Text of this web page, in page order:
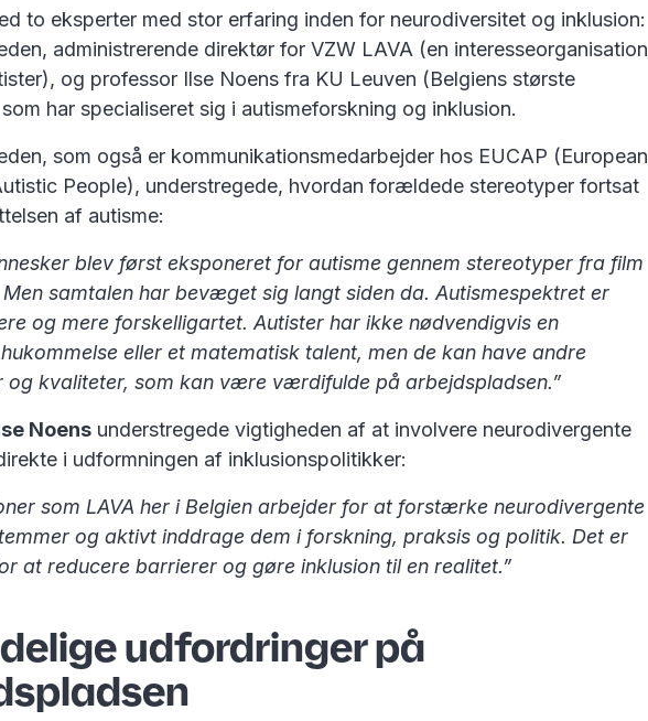
to eksperter med stor erfaring inden for neurodiversitet og inklusion:
administrerende direktør for VZW LAVA (en interesseorganisation
og professor Ilse Noens fra KU Leuven (Belgiens største
har specialiseret sig i autismeforskning og inklusion.
som også er kommunikationsmedarbejder hos EUCAP (European
People), understregede, hvordan forældede stereotyper fortsat
af autisme:
blev først eksponeret for autisme gennem stereotyper fra film
samtalen har bevæget sig langt siden da. Autismespektret er
og mere forskelligartet. Autister har ikke nødvendigvis en
eller et matematisk talent, men de kan have andre
kvaliteter, som kan være værdifulde på arbejdspladsen.”
Noens understregede vigtigheden af at involvere neurodivergente
i udformningen af inklusionspolitikker:
som LAVA her i Belgien arbejder for at forstærke neurodivergente
og aktivt inddrage dem i forskning, praksis og politik. Det er
at reducere barrierer og gøre inklusion til en realitet.”
udfordringer på